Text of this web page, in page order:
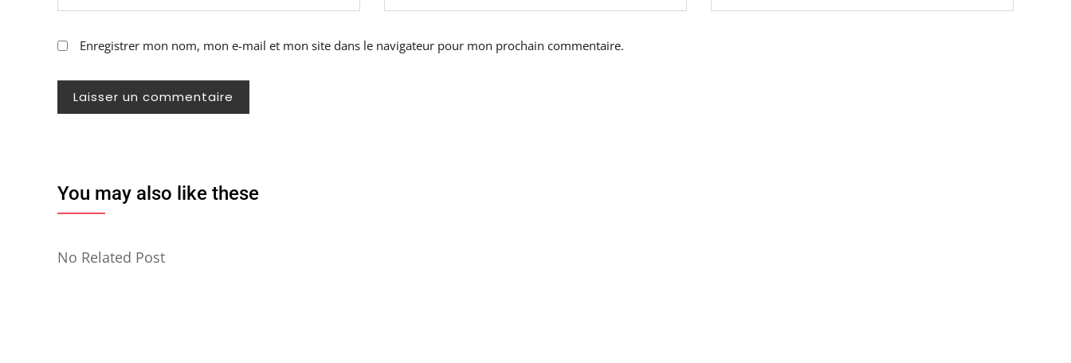
Enregistrer mon nom, mon e-mail et mon site dans le navigateur pour mon prochain commentaire.
You may also like these
No Related Post